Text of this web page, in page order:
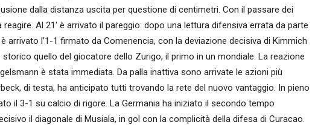
dalla distanza uscita per questione di centimetri. Con il passare dei
Al 21′ è arrivato il pareggio: dopo una lettura difensiva errata da parte
arrivato l’1-1 firmato da Comenencia, con la deviazione decisiva di Kimmich
storico quello del giocatore dello Zurigo, il primo in un mondiale. La reazione
è stata immediata. Da palla inattiva sono arrivate le azioni più
di testa, ha anticipato tutti trovando la rete del nuovo vantaggio. In pieno
il 3-1 su calcio di rigore. La Germania ha iniziato il secondo tempo
il diagonale di Musiala, in gol con la complicità della difesa di Curacao.